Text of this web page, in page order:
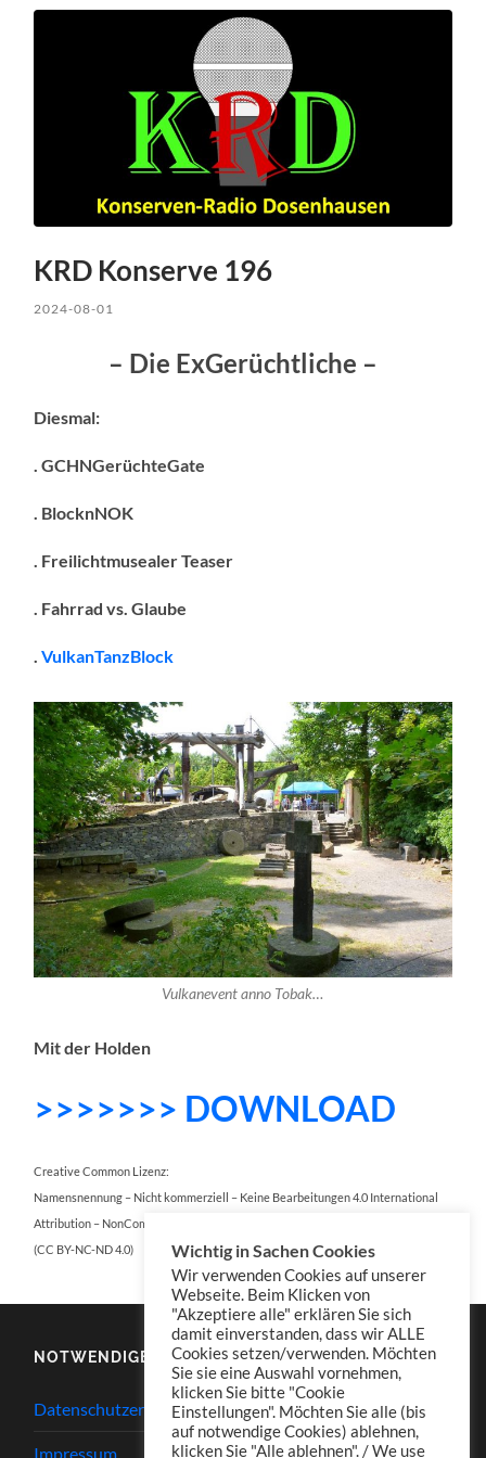
KRD Konserve 196
2024-08-01
– Die ExGerüchtliche –
Diesmal:
. GCHNGerüchteGate
. BlocknNOK
. Freilichtmusealer Teaser
. Fahrrad vs. Glaube
.VulkanTanzBlock
Vulkanevent anno Tobak…
Mit der Holden
>>>>>>> DOWNLOAD
Creative Common Lizenz:
Namensnennung – Nicht kommerziell – Keine Bearbeitungen 4.0 International
Attribution – NonCommercial – NoDerivatives 4.0 International
(CC BY-NC-ND 4.0)
NOTWENDIGES
Datenschutzerklärung
Impressum
Wichtig in Sachen Cookies
Wir verwenden Cookies auf unserer
Webseite. Beim Klicken von
"Akzeptiere alle" erklären Sie sich
damit einverstanden, dass wir ALLE
Cookies setzen/verwenden. Möchten
Sie sie eine Auswahl vornehmen,
klicken Sie bitte "Cookie
Einstellungen". Möchten Sie alle (bis
auf notwendige Cookies) ablehnen,
klicken Sie "Alle ablehnen". / We use